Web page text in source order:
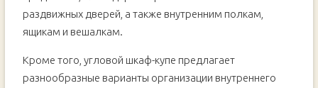
раздвижных дверей, а также внутренним полкам,
ящикам и вешалкам.
Кроме того, угловой шкаф-купе предлагает
разнообразные варианты организации внутреннего